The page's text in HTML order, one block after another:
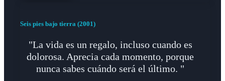
Seis pies bajo tierra (2001)
"La vida es un regalo, incluso cuando es
dolorosa. Aprecia cada momento, porque
nunca sabes cuándo será el último. "